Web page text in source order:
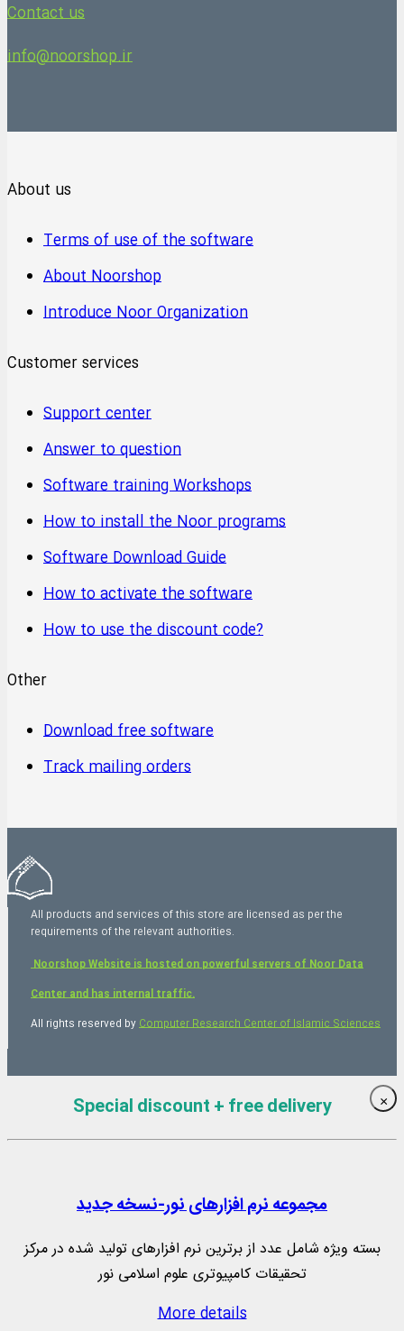
Contact us
info@noorshop.ir
About us
Terms of use of the software
About Noorshop
Introduce Noor Organization
Customer services
Support center
Answer to question
Software training Workshops
How to install the Noor programs
Software Download Guide
How to activate the software
How to use the discount code?
Other
Download free software
Track mailing orders
All products and services of this store are licensed as per the
requirements of the relevant authorities.
Noorshop Website is hosted on powerful servers of Noor Data
Center and has internal traffic.
All rights reserved byComputer Research Center of Islamic Sciences
Special discount + free delivery ×
مجموعه نرم‌ افزارهای نور-نسخه جدید
بسته ویژه شامل عدد از برترین نرم افزارهای تولید شده در مرکز
تحقیقات کامپیوتری علوم اسلامی نور
More details